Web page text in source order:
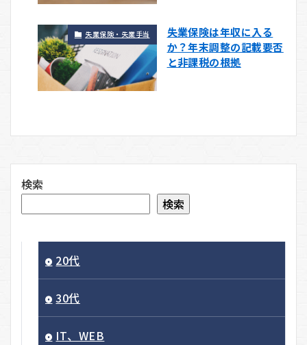
失業保険・失業手当
失業保険は年収に入る
か？年末調整の記載要否
と非課税の根拠
検索
検索
20代
30代
IT、WEB